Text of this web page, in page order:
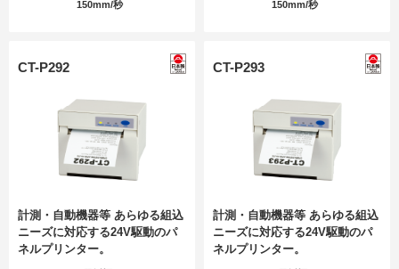
150mm/秒
150mm/秒
CT-P292
計測・自動機器等 あらゆる組込
ニーズに対応する24V駆動のパ
ネルプリンター。
CT-P293
計測・自動機器等 あらゆる組込
ニーズに対応する24V駆動のパ
ネルプリンター。